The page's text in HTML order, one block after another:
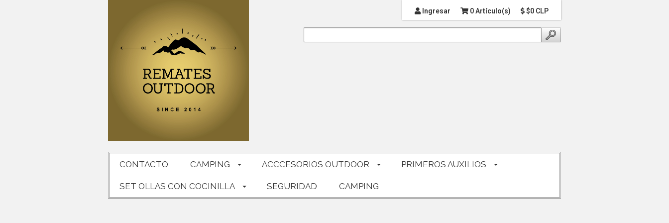
Ingresar 0 Artículo(s) $0 CLP
CONTACTO CAMPING ACCCESORIOS OUTDOOR PRIMEROS AUXILIOS
SET OLLAS CON COCINILLA SEGURIDAD CAMPING